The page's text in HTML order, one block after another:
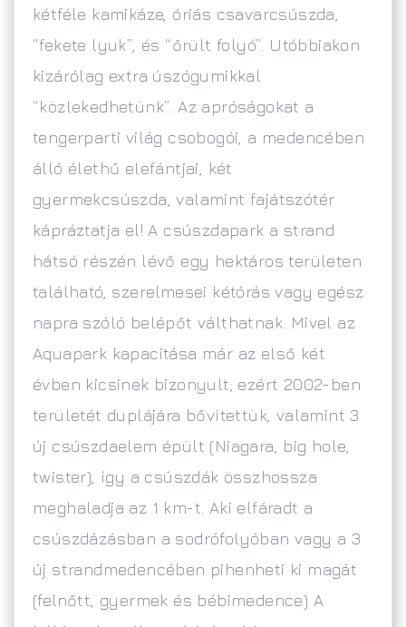
kétféle kamikáze, óriás csavarcsúszda,
“fekete lyuk”, és “őrült folyó”. Utóbbiakon
kizárólag extra úszógumikkal
“közlekedhetünk”. Az apróságokat a
tengerparti világ csobogói, a medencében
álló élethű elefántjai, két
gyermekcsúszda, valamint fajátszótér
kápráztatja el! A csúszdapark a strand
hátsó részén lévő egy hektáros területen
található, szerelmesei kétórás vagy egész
napra szóló belépőt válthatnak. Mivel az
Aquapark kapacitása már az első két
évben kicsinek bizonyult; ezért 2002-ben
területét duplájára bővítettük, valamint 3
új csúszdaelem épült (Niagara, big hole,
twister), így a csúszdák összhossza
meghaladja az 1 km-t. Aki elfáradt a
csúszdázásban a sodrófolyóban vagy a 3
új strandmedencében pihenheti ki magát
(felnőtt, gyermek és bébimedence) A